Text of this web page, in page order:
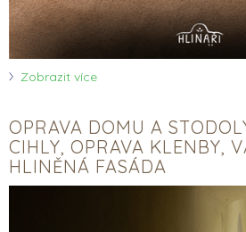
Zobrazit více
OPRAVA DOMU A
CIHLY, OPRAVA KLENBY,
HLINĚNÁ FASÁDA